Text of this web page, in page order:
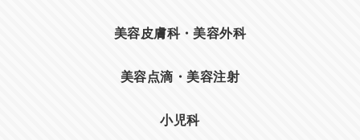
美容皮膚科・美容外科
美容点滴・美容注射
小児科